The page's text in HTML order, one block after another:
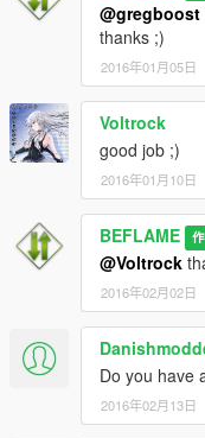
@gregboost
thanks ;)
2016年01月05日
Voltrock
good job ;)
2016年01月10日
BEFLAME
@Voltrock
2016年02月02日
Do you have
2016年02月13日